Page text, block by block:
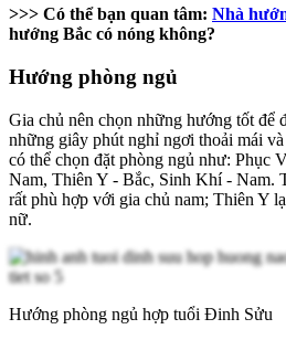
>>> Có thể bạn quan tâm: Nhà
hướng Bắc có nóng không?
Hướng phòng ngủ
Gia chủ nên chọn những hướng tốt để
những giây phút nghỉ ngơi thoải mái
có thể chọn đặt phòng ngủ như:
Nam, Thiên Y - Bắc, Sinh Khí - Nam.
rất phù hợp với gia chủ nam; Thiên Y
nữ.
Hướng phòng ngủ hợp tuổi Đinh Sửu